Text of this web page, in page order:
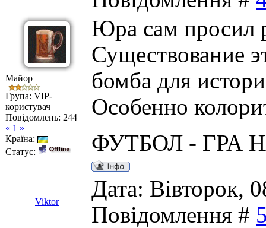
Майор
Група: VIP-
користувач
Повідомлень: 244
« 1 »
Країна:
Статус:
Юра сам просил
Существование
бомба для
Особенно
ФУТБОЛ - ГРА
Viktor
Дата: Вівторок,
Повідомлення #